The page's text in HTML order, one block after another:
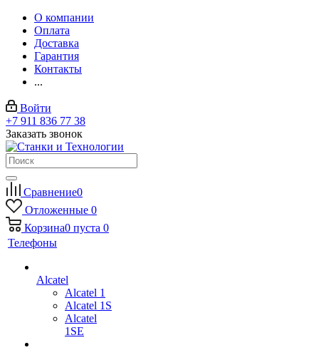
О компании
Оплата
Доставка
Гарантия
Контакты
...
Войти
+7 911 836 77 38
Заказать звонок
Сравнение0
Отложенные 0
Корзина0 пуста 0
Телефоны
Alcatel
Alcatel 1
Alcatel 1S
Alcatel
1SE